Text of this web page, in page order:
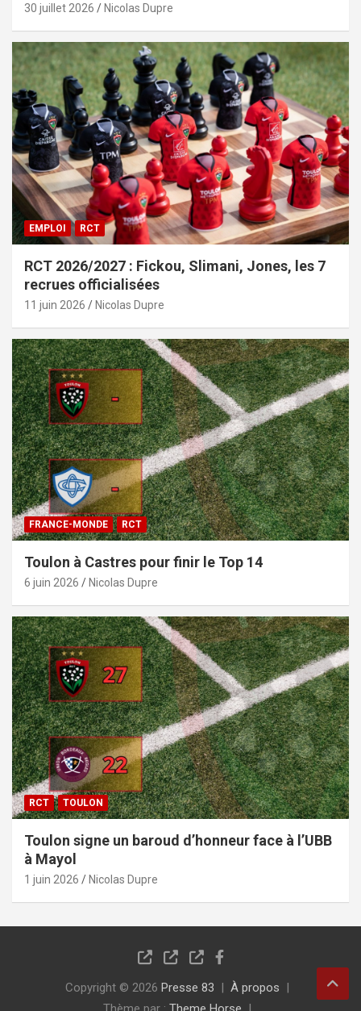
30 juillet 2026 Nicolas Dupre
EMPLOI RCT
RCT 2026/2027 : Fickou, Slimani, Jones, les 7
recrues officialisées
11 juin 2026 Nicolas Dupre
FRANCE-MONDE RCT
Toulon à Castres pour finir le Top 14
6 juin 2026 Nicolas Dupre
RCT TOULON
Toulon signe un baroud d’honneur face à l’UBB
à Mayol
1 juin 2026 Nicolas Dupre
Copyright © 2026 Presse 83
À propos